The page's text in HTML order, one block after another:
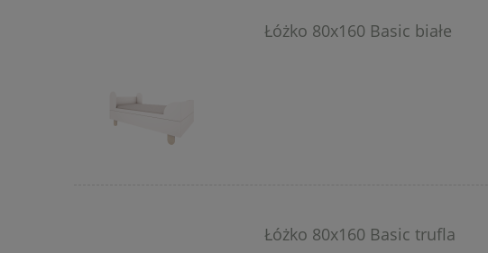
Łóżko 80x160 Basic białe
Łóżko 80x160 Basic trufla